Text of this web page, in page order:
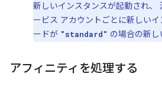
新しいインスタンスが起動され、
ービス アカウントごとに新しい
ードが "standard" の場合の新し
アフィニティを処理する